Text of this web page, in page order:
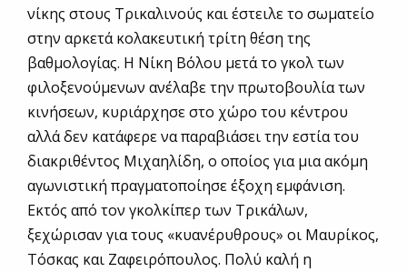
νίκης στους Τρικαλινούς και έστειλε το σωματείο
στην αρκετά κολακευτική τρίτη θέση της
βαθμολογίας. Η Νίκη Βόλου μετά το γκολ των
φιλοξενούμενων ανέλαβε την πρωτοβουλία των
κινήσεων, κυριάρχησε στο χώρο του κέντρου
αλλά δεν κατάφερε να παραβιάσει την εστία του
διακριθέντος Μιχαηλίδη, ο οποίος για μια ακόμη
αγωνιστική πραγματοποίησε έξοχη εμφάνιση.
Εκτός από τον γκολκίπερ των Τρικάλων,
ξεχώρισαν για τους «κυανέρυθρους» οι Μαυρίκος,
Τόσκας και Ζαφειρόπουλος. Πολύ καλή η